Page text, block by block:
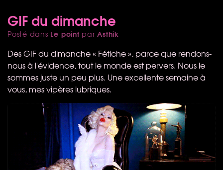
GIF du dimanche
Posté dans Le point parAsthik
DesGIFdu dimanche « Fétiche », parce que rendons-
nous à l'évidence, tout le monde est pervers. Nous le
sommes juste un peu plus. Une excellente semaine à
vous, mes vipères lubriques.